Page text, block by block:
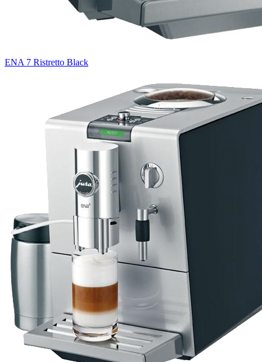
ENA 7 Ristretto Black